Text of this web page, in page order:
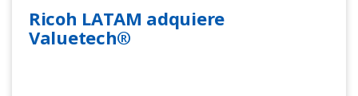
Ricoh LATAM adquiere
Valuetech®